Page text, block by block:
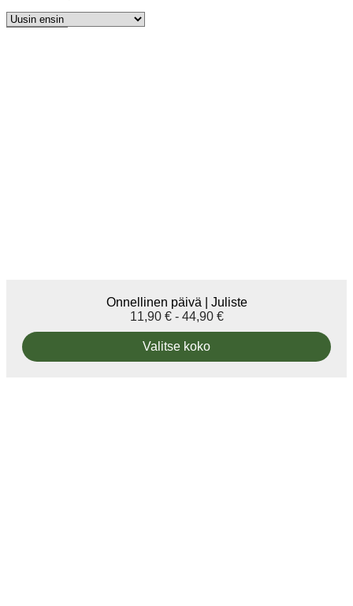
Onnellinen päivä | Juliste
11,90 € - 44,90 €
Valitse koko